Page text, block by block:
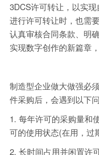
3DCS许可转让，以实
进行许可转让时，也需
认真审核合同条款、明
实现数字创作的新篇章
制造型企业做大做强必
件采购后，会遇到以下
1. 每年许可的采购量和
可的使用状态(在用，
2. 长时间占用并闲置许